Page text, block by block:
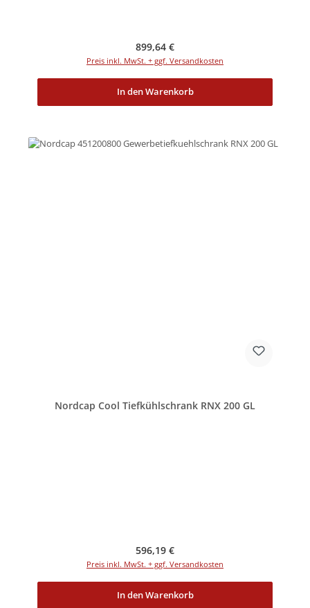
Regulärer Preis:
899,64 €
Preis inkl. MwSt. + ggf. Versandkosten
In den Warenkorb
Nordcap Cool Tiefkühlschrank RNX 200 GL
Regulärer Preis:
596,19 €
Preis inkl. MwSt. + ggf. Versandkosten
In den Warenkorb